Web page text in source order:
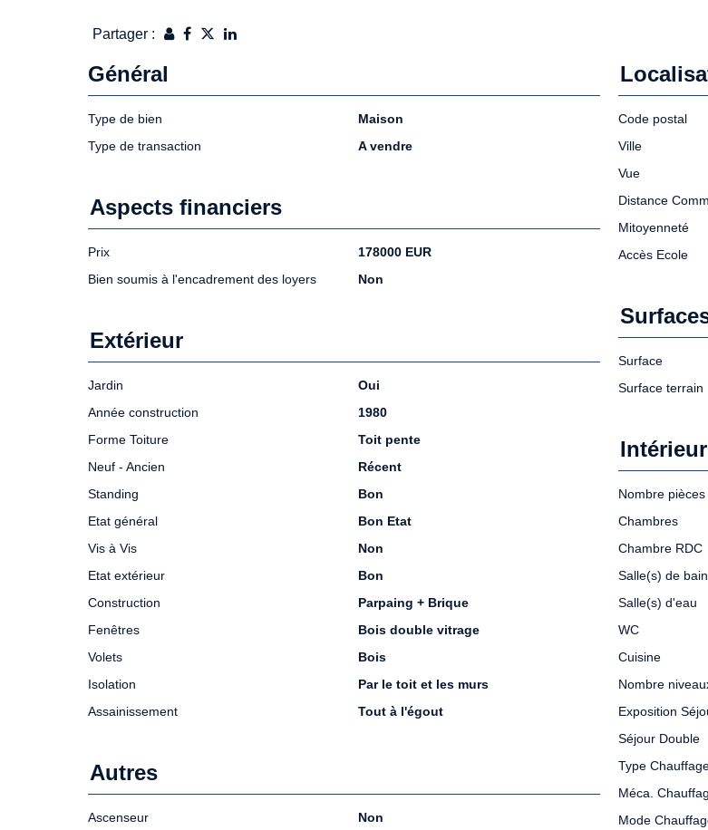
Partager :
Général
Type de bien
Maison
Type de transaction
A vendre
Code postal
Ville
Vue
Distance
Mitoyenneté
Accès Ecole
Aspects financiers
Prix
178000 EUR
Bien soumis à l'encadrement des loyers
Non
Surface
Surface terrain
Extérieur
Jardin
Oui
Année construction
1980
Forme Toiture
Toit pente
Neuf - Ancien
Récent
Standing
Bon
Etat général
Bon Etat
Vis à Vis
Non
Etat extérieur
Bon
Construction
Parpaing + Brique
Fenêtres
Bois double vitrage
Volets
Bois
Isolation
Par le toit et les murs
Assainissement
Tout à l'égout
Intérieur
Nombre pièces
Chambres
Chambre RDC
Salle(s) de
Salle(s) d'eau
WC
Cuisine
Nombre
Exposition
Séjour Double
Type
Méca.
Mode
Autres
Ascenseur
Non